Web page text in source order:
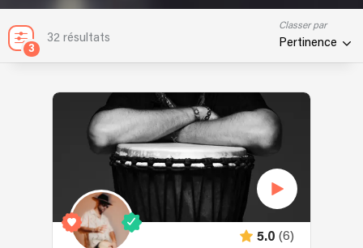
3
32 résultats
Classer par
Pertinence
5.0 (6)